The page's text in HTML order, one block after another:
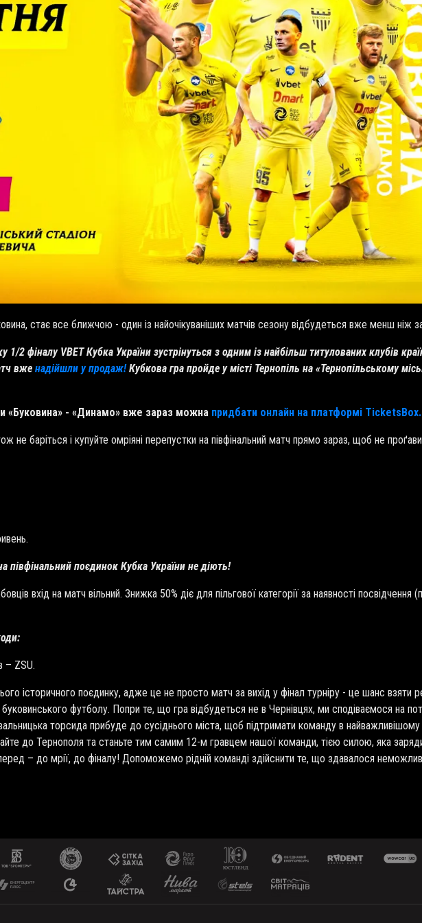
стає все ближчою - один із найочікуваніших матчів сезону відбудеться вже менш ніж
1/2 фіналу VBETКубка України зустрінуться з одним із найбільш титулованих клубів
вже надійшли у продаж!Кубкова гра пройде у місті Тернопіль на «Тернопільському
«Буковина» - «Динамо» вже зараз можна придбати онлайн на платформі TicketsBox.
не баріться і купуйте омріяні перепустки на півфінальний матч прямо зараз, щоб не
півфінальний поєдинок Кубка України не діють!
вхід на матч вільний. Знижка 50% діє для пільгової категорії за наявності посвідчення
– ZSU.
історичного поєдинку, адже це не просто матч за вихід у фінал турніру - це шанс взяти
футболу. Попри те, що гра відбудеться не в Чернівцях, ми сподіваємося на
торсида прибуде до сусіднього міста, щоб підтримати команду в
до Тернополя та станьте тим самим 12-м гравцем нашої команди, тією силою, яка
– до мрії, до фіналу! Допоможемо рідній команді здійснити те, що здавалося